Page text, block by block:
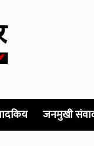
जनमुखी